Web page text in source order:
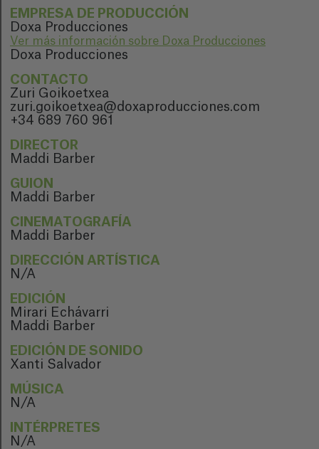
EMPRESA DE PRODUCCIÓN
Doxa Producciones
Ver más información sobre Doxa Producciones
Doxa Producciones
CONTACTO
Zuri Goikoetxea
zuri.goikoetxea@doxaproducciones.com
+34 689 760 961
DIRECTOR
Maddi Barber
GUION
Maddi Barber
CINEMATOGRAFÍA
Maddi Barber
DIRECCIÓN ARTÍSTICA
N/A
EDICIÓN
Mirari Echávarri
Maddi Barber
EDICIÓN DE SONIDO
Xanti Salvador
MÚSICA
N/A
INTÉRPRETES
N/A